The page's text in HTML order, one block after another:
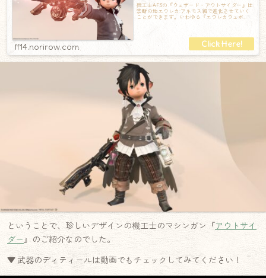
機工士AF3の『ウェザード・アウトサイダー』は
禁断の地エウレカ:アネモス編で進化させていく
ことができます。いわゆる『エウレカウェポ
ff14.norirow.com
ということで、珍しいデザインの機工士のマシンガン『アウトサイ
ダー』のご紹介なのでした。
▼ 武器のディティールは動画でもチェックしてみてください！